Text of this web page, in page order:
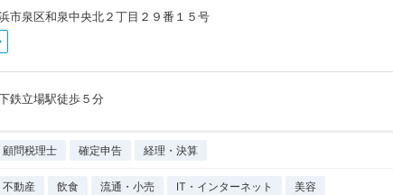
市泉区和泉中央北２丁目２９番１５号
鉄立場駅徒歩５分
顧問税理士 確定申告 経理・決算
不動産 飲食 流通・小売 IT・インターネット 美容